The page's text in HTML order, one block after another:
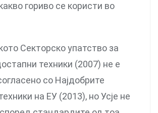
гориво се користи во
Секторско упатство за
техники (2007) не е
со Најдобрите
на ЕУ (2013), но Усје не